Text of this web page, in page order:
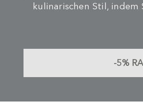
kulinarischen Stil, indem
-5%